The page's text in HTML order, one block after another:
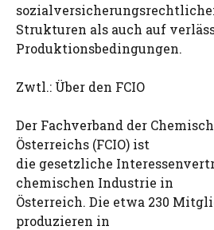
Strukturen als auch auf
Produktionsbedingungen.
Zwtl.: Über den FCIO
Der Fachverband der
Österreichs (FCIO) ist
die gesetzliche
chemischen Industrie in
Österreich. Die etwa 230
produzieren in